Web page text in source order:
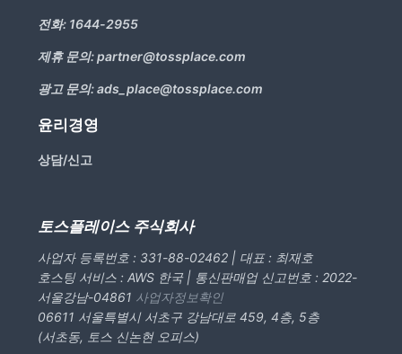
전화: 1644-2955
제휴 문의:partner@tossplace.com
광고 문의:ads_place@tossplace.com
윤리경영
상담/신고
토스플레이스 주식회사
사업자 등록번호 : 331-88-02462 | 대표 : 최재호
호스팅 서비스 : AWS 한국 | 통신판매업 신고번호 : 2022-
서울강남-04861 사업자정보확인
06611 서울특별시 서초구 강남대로 459, 4층, 5층
(서초동, 토스 신논현 오피스)